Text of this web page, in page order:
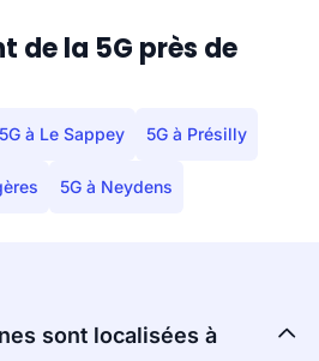
de la 5G près de
5G à Le Sappey 5G à Présilly
5G à Neydens
sont localisées à